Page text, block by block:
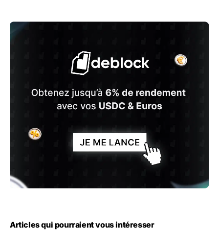
Articles qui pourraient vous intéresser